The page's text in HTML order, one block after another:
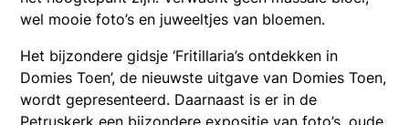
wel mooie foto’s en juweeltjes van bloemen.
Het bijzondere gidsje ‘Fritillaria’s ontdekken in
Domies Toen’, de nieuwste uitgave van Domies Toen,
wordt gepresenteerd. Daarnaast is er in de
Petruskerk een bijzondere expositie van foto’s, oude